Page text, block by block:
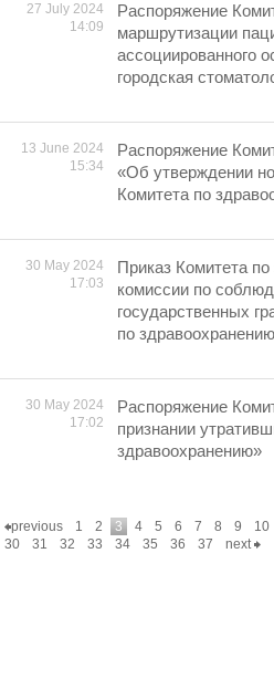
27 July 2024
14:09
Распоряжение
маршрутизации
ассоциированного
городская
13 June 2024
15:34
Распоряжение
«Об утверждении
Комитета по
30 May 2024
17:03
Приказ Комитета
комиссии по
государственных
по
30 May 2024
17:02
Распоряжение
признании
здравоохранению»
previous 1 2 3 4 5 6 7 8 9 10
30
31 32 33 34 35 36 37 next